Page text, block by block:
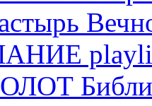
Библия